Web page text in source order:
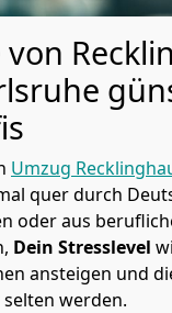
Umzug
quer durch
oder aus
Dein Stresslevel
ansteigen und
werden.